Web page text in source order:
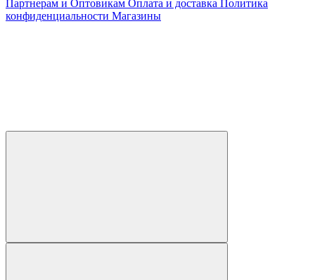
Партнерам и Оптовикам Оплата и доставка Политика
конфиденциальности Магазины